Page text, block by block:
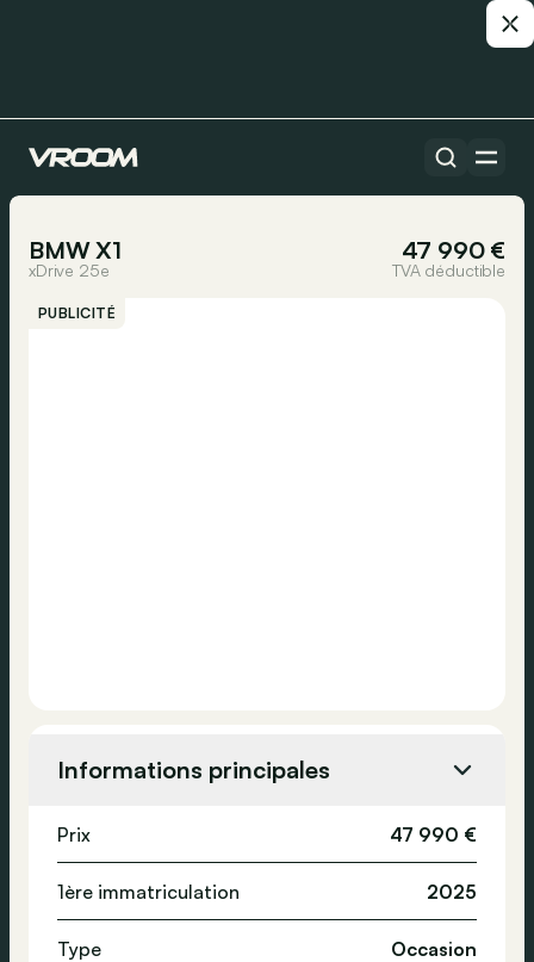
Toutes les voitures
BMW X1 47 990 €
xDrive 25e TVA déductible
PUBLICITÉ
Informations principales
Prix 47 990 €
1ère immatriculation 2025
Type Occasion